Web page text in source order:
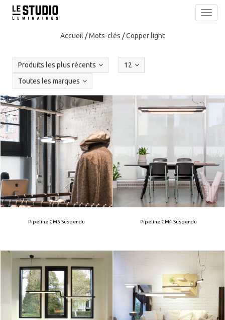
Accueil /Mots-clés /Copper light
Produits les plus récents
12
Toutes les marques
Pipeline CM5 Suspendu Pipeline CM4 Suspendu